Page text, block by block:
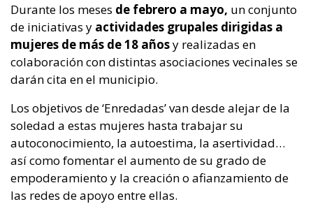
Durante los meses de febrero a mayo, un conjunto
de iniciativas y actividades grupales dirigidas a
mujeres de más de 18 añosy realizadas en
colaboración con distintas asociaciones vecinales se
darán cita en el municipio.
Los objetivos de ‘Enredadas’ van desde alejar de la
soledad a estas mujeres hasta trabajar su
autoconocimiento, la autoestima, la asertividad…
así como fomentar el aumento de su grado de
empoderamiento y la creación o afianzamiento de
las redes de apoyo entre ellas.